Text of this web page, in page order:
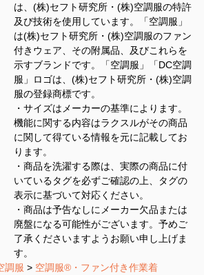
は、(株)セフト研究所・(株)空調服の特許
及び技術を使用しています。「空調服」
は(株)セフト研究所・(株)空調服のファン
付きウェア、その附属品、及びこれらを
示すブランドです。「空調服」「DC空調
服」ロゴは、(株)セフト研究所・(株)空調
服の登録商標です。
・サイズはメーカーの基準によります。
機能に関する内容はラクスルがその商品
に関して得ている情報を元に記載してお
ります。
・商品を洗濯する際は、実際の商品に付
いているタグを必ずご確認の上、タグの
表示に基づいて対応ください。
・商品は予告なしにメーカー欠品または
廃盤になる可能性がございます。予めご
了承くださいますようお願い申し上げま
す。
調服 > 空調服®・ファン付き作業着